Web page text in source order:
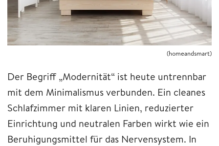
(homeandsmart)
Der Begriff „Modernität“ ist heute untrennbar
mit dem Minimalismus verbunden. Ein cleanes
Schlafzimmer mit klaren Linien, reduzierter
Einrichtung und neutralen Farben wirkt wie ein
Beruhigungsmittel für das Nervensystem. In